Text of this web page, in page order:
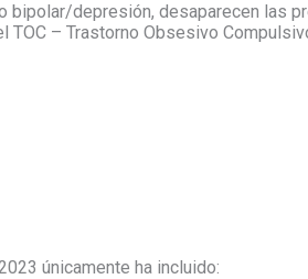
bipolar/depresión, desaparecen las
– Trastorno Obsesivo
únicamente ha incluido: